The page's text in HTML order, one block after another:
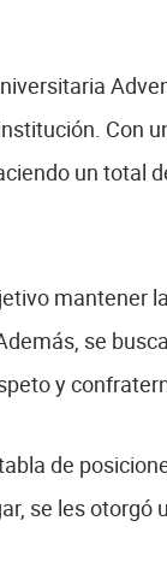
Con
un total
mantener
se
y
de
se les otorgó